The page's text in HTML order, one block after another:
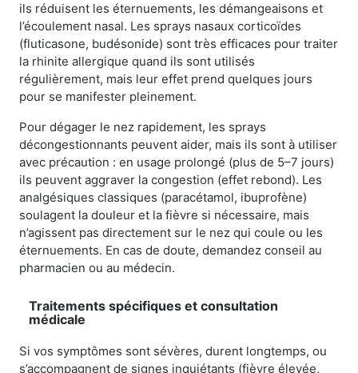
ils réduisent les éternuements, les démangeaisons et
l’écoulement nasal. Les sprays nasaux corticoïdes
(fluticasone, budésonide) sont très efficaces pour traiter
la rhinite allergique quand ils sont utilisés
régulièrement, mais leur effet prend quelques jours
pour se manifester pleinement.
Pour dégager le nez rapidement, les sprays
décongestionnants peuvent aider, mais ils sont à utiliser
avec précaution : en usage prolongé (plus de 5–7 jours)
ils peuvent aggraver la congestion (effet rebond). Les
analgésiques classiques (paracétamol, ibuprofène)
soulagent la douleur et la fièvre si nécessaire, mais
n’agissent pas directement sur le nez qui coule ou les
éternuements. En cas de doute, demandez conseil au
pharmacien ou au médecin.
Traitements spécifiques et consultation
médicale
Si vos symptômes sont sévères, durent longtemps, ou
s’accompagnent de signes inquiétants (fièvre élevée,